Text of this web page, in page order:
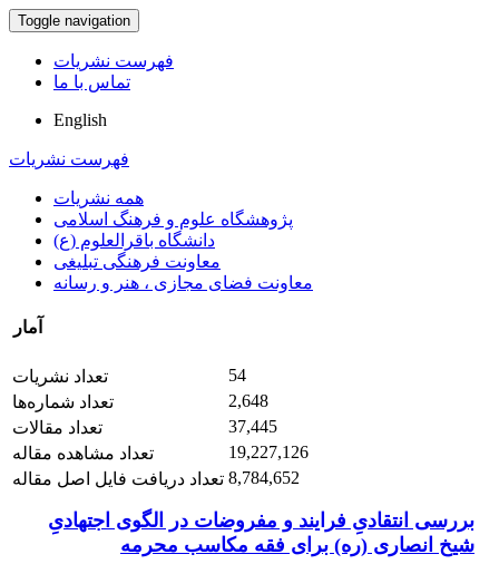
Toggle navigation
فهرست نشریات
تماس با ما
English
فهرست نشریات
همه نشریات
پژوهشگاه علوم و فرهنگ اسلامی
دانشگاه باقرالعلوم (ع)
معاونت فرهنگی تبلیغی
معاونت فضای مجازی ، هنر و رسانه
آمار
تعداد نشریات
54
تعداد شماره‌ها
2,648
تعداد مقالات
37,445
تعداد مشاهده مقاله
19,227,126
تعداد دریافت فایل اصل مقاله 8,784,652
بررسی انتقادیِ فرایند و مفروضات در الگوی اجتهادیِ
شیخ انصاری (ره) برای فقه مکاسب محرمه